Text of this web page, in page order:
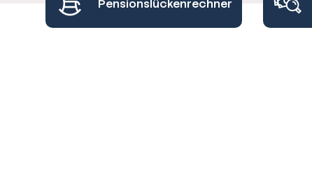
Pensionslückenrechner